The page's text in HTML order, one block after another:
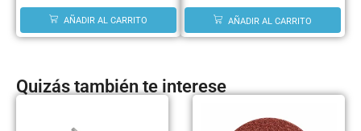
AÑADIR AL CARRITO AÑADIR AL CARRITO
Quizás también te interese